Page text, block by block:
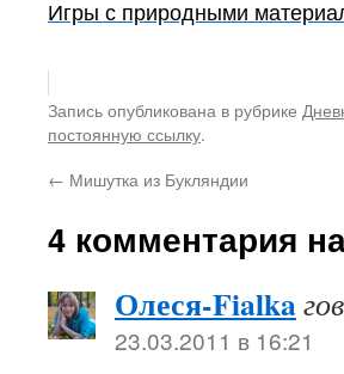
Игры с природными
Запись опубликована в рубрике
постоянную ссылку.
← Мишутка из Букляндии
4 комментария
Олеся-Fialka
23.03.2011 в 16:21